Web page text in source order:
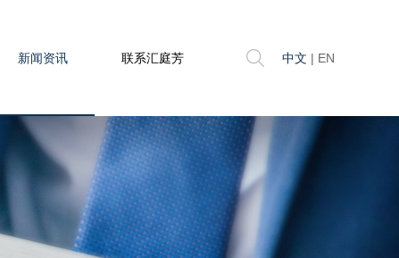
新闻资讯 联系汇庭芳 中文 | EN